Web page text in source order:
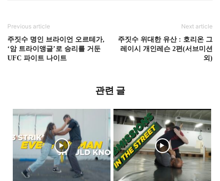
Previous article
주짓수 명인 브라이언 오르테가,
‘암 트라이앵글’로 승리를 거둔
UFC 파이트 나이트
Next article
주짓수 위대한 유산 : 호리온 그
레이시 개인레슨 2편(서브미션
외)
관련 글